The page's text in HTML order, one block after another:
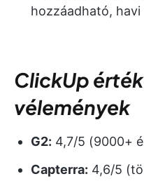
hozzáadható,
ClickUp
vélemények
G2: 4,7/5 (9000+
Capterra: 4,6/5